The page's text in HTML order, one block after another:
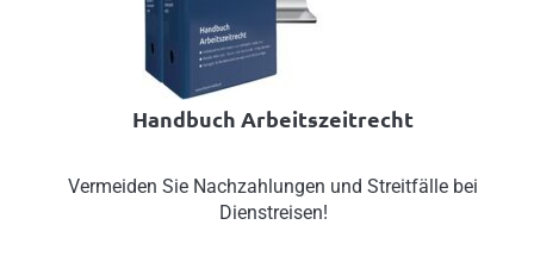
Handbuch Arbeitszeitrecht
Vermeiden Sie Nachzahlungen und Streitfälle bei
Dienstreisen!